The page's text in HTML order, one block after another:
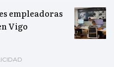
empleadoras
Vigo